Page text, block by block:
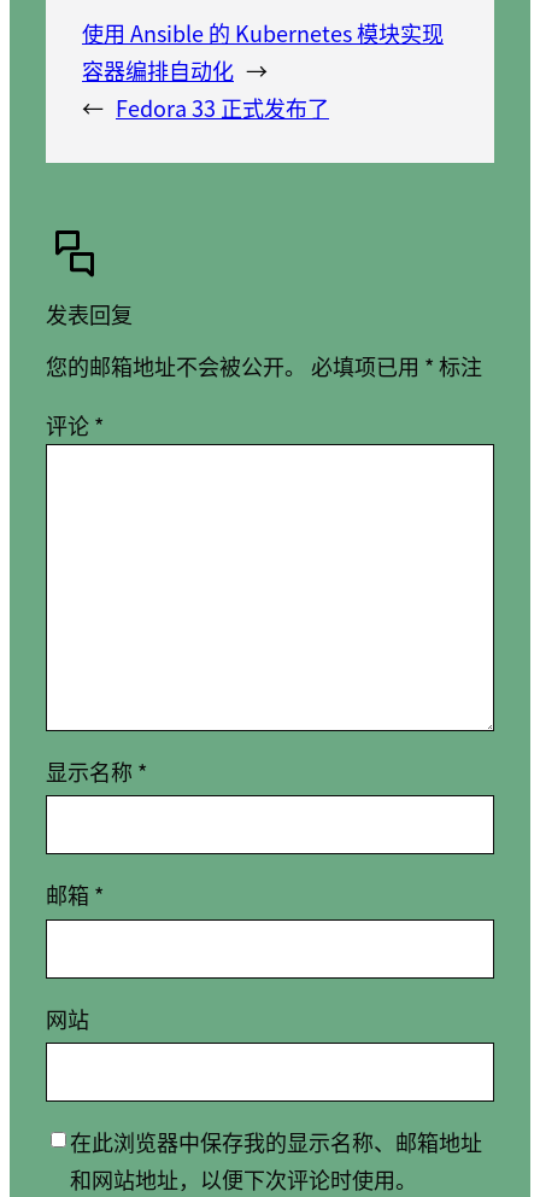
使用 Ansible 的 Kubernetes 模块实现
容器编排自动化 →
← Fedora 33 正式发布了
发表回复
您的邮箱地址不会被公开。
必填项已用 *标注
评论*
显示名称 *
邮箱 *
网站
在此浏览器中保存我的显示名称、邮箱地址
和网站地址，以便下次评论时使用。